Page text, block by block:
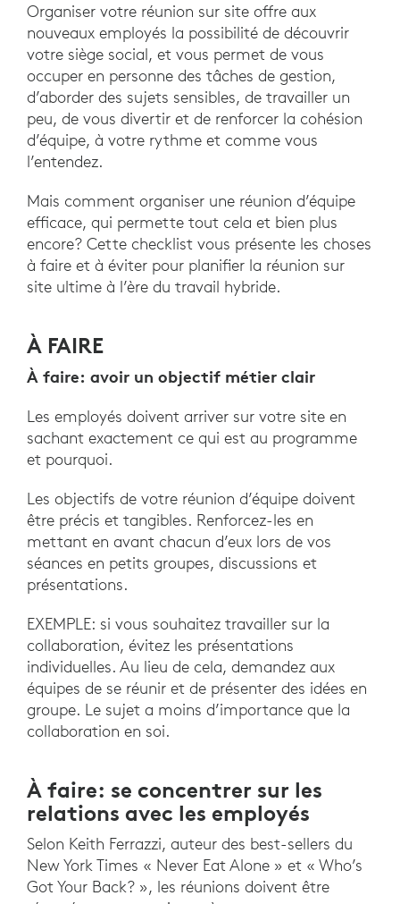
Organiser votre réunion sur site offre aux
nouveaux employés la possibilité de découvrir
votre siège social, et vous permet de vous
occuper en personne des tâches de gestion,
d’aborder des sujets sensibles, de travailler un
peu, de vous divertir et de renforcer la cohésion
d’équipe, à votre rythme et comme vous
l’entendez.
Mais comment organiser une réunion d’équipe
efficace, qui permette tout cela et bien plus
encore? Cette checklist vous présente les choses
à faire et à éviter pour planifier la réunion sur
site ultime à l’ère du travail hybride.
À FAIRE
À faire: avoir un objectif métier clair
Les employés doivent arriver sur votre site en
sachant exactement ce qui est au programme
et pourquoi.
Les objectifs de votre réunion d’équipe doivent
être précis et tangibles. Renforcez-les en
mettant en avant chacun d’eux lors de vos
séances en petits groupes, discussions et
présentations.
EXEMPLE: si vous souhaitez travailler sur la
collaboration, évitez les présentations
individuelles. Au lieu de cela, demandez aux
équipes de se réunir et de présenter des idées en
groupe. Le sujet a moins d’importance que la
collaboration en soi.
À faire: se concentrer sur les
relations avec les employés
Selon Keith Ferrazzi, auteur des best-sellers du
New York Times « Never Eat Alone » et « Who’s
Got Your Back? », les réunions doivent être